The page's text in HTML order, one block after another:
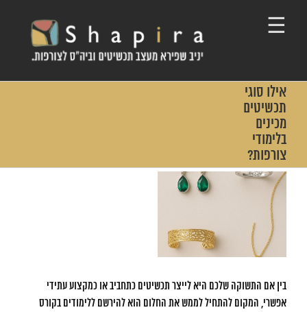
אילו סוגי
תכשיטים
מכינים
בלימודי
צורפות?
View
Larger
Image
בין אם התשוקה שלכם היא לייצר תכשיטים כתחביב או כמקצוע עתידי
אפשרי, המקום להתחיל לממש את החלום הוא להירשם ללימודים בקורס